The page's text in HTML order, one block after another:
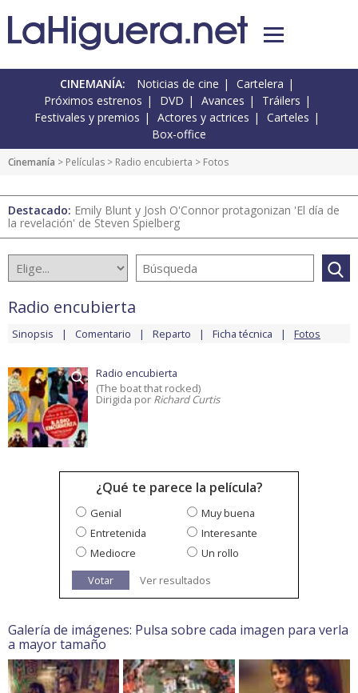
CINEMANÍA: Noticias de cine
Cartelera
Próximos estrenos
DVD Avances
Tráilers
Festivales y premios
Actores y actrices
Carteles
Box-office
Cinemanía > Películas > Radio encubierta > Fotos
Destacado: Emily Blunt y Josh O'Connor protagonizan 'El día de
la revelación' de Steven Spielberg
Radio encubierta
Sinopsis Comentario Reparto Ficha técnica Fotos
Radio encubierta
(The boat that rocked)
Dirigida por Richard Curtis
¿Qué te parece la película?
Genial
Muy buena
Entretenida
Interesante
Mediocre
Un rollo
Votar
Ver resultados
Galería de imágenes: Pulsa sobre cada imagen para verla
a mayor tamaño